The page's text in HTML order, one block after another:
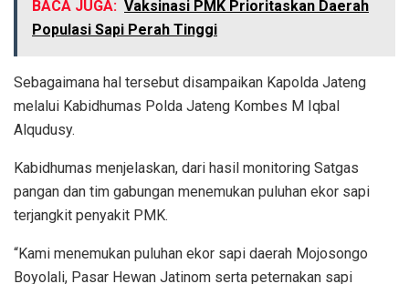
BACA JUGA: Vaksinasi PMK Prioritaskan Daerah
Populasi Sapi Perah Tinggi
Sebagaimana hal tersebut disampaikan Kapolda Jateng
melalui Kabidhumas Polda Jateng Kombes M Iqbal
Alqudusy.
Kabidhumas menjelaskan, dari hasil monitoring Satgas
pangan dan tim gabungan menemukan puluhan ekor sapi
terjangkit penyakit PMK.
“Kami menemukan puluhan ekor sapi daerah Mojosongo
Boyolali, Pasar Hewan Jatinom serta peternakan sapi